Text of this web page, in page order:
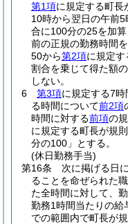
第1項に規定する町長
10時から翌日の午前
合に100分の25を加
前の正規の勤務時間
50から第2項に規定
割合を乗じて得た額
しない。
6
第3項に規定する7
る時間について前2項
時間に対する前項の
に規定する町長が規
分の100」とする。
(休日勤務手当)
第16条
次に掲げる日
ることを命ぜられた
た全時間に対して、
勤務1時間当たりの給
での範囲内で町長が